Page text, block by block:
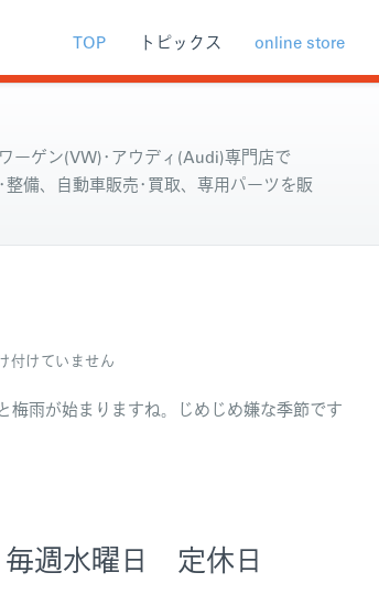
TOP トピックス online store
ーゲン(VW)･アウディ(Audi)専門店で
備、自動車販売･買取、専用パーツを販
付けていません
梅雨が始まりますね。じめじめ嫌な季節です
毎週水曜日 定休日